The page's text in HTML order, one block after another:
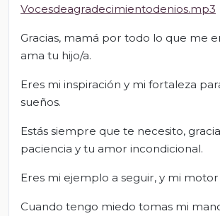
Vocesdeagradecimientodenios.mp3
Gracias, mamá por todo lo que me
ama tu hijo/a.
Eres mi inspiración y mi fortaleza
sueños.
Estás siempre que te necesito,
paciencia y tu amor incondicional.
Eres mi ejemplo a seguir, y mi
Cuando tengo miedo tomas mi